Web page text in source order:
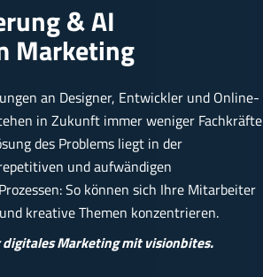
& AI
Marketing
an Designer, Entwickler und Online-
in Zukunft immer weniger Fachkräfte
des Problems liegt in der
und aufwändigen
So können sich Ihre Mitarbeiter
kreative Themen konzentrieren.
Marketing mit visionbites.